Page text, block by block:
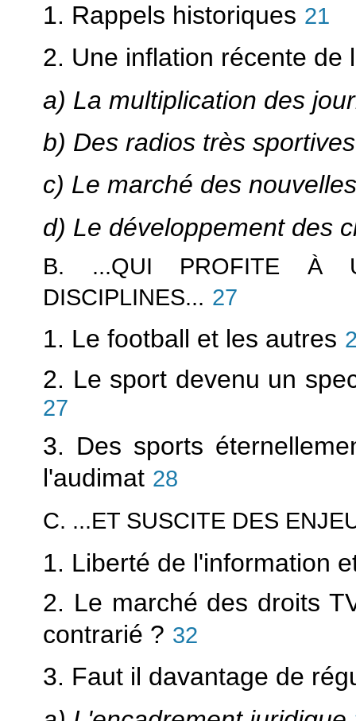
1. Rappels historiques 21
2. Une inflation récente de
a) La multiplication des
b) Des radios très sportives
c) Le marché des
d) Le développement des
B. ...QUI PROFITE À
DISCIPLINES... 27
1. Le football et les autres
2. Le sport devenu un
27
3. Des sports
l'audimat 28
C. ...ET SUSCITE DES
1. Liberté de l'information
2. Le marché des droits
contrarié ? 32
3. Faut il davantage de